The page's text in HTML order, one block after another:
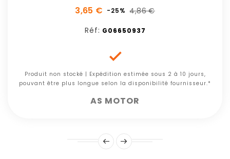
3,65 € -25% 4,86 €
Réf: G06650937

Produit non stocké | Expédition estimée sous 2 à 10 jours,
pouvant être plus longue selon la disponibilité fournisseur.*
AS MOTOR